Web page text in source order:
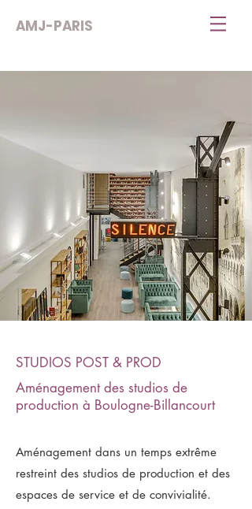
AMJ-PARIS
STUDIOS POST & PROD
Aménagement des studios de
production à Boulogne-Billancourt
Aménagement dans un temps extrême
restreint des studios de production et des
espaces de service et de convivialité.